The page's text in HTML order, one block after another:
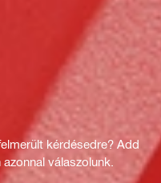
kérdésedre? Add
válaszolunk.